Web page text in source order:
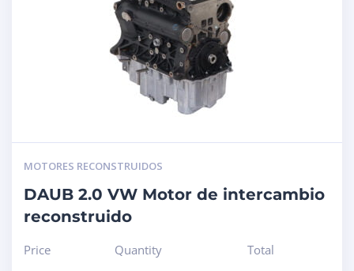
MOTORES RECONSTRUIDOS
DAUB 2.0 VW Motor de intercambio
reconstruido
Price
Quantity
Total